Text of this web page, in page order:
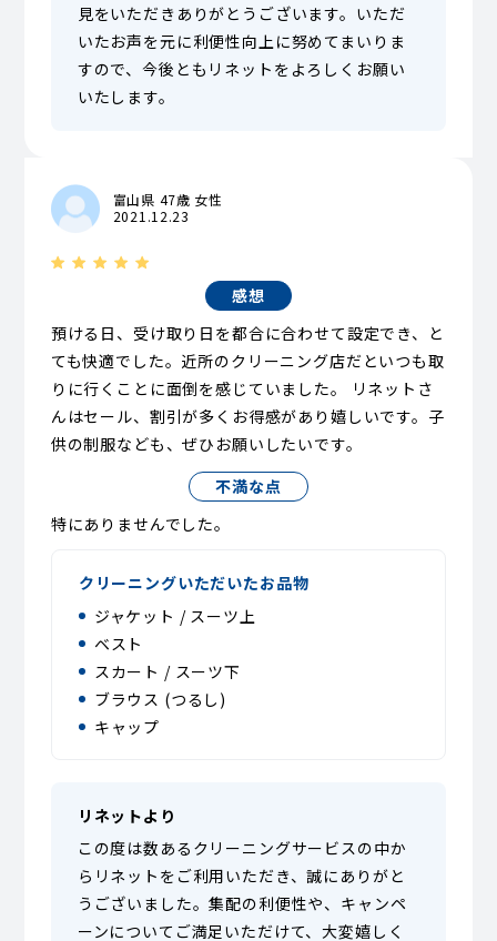
見をいただきありがとうございます。いただ
いたお声を元に利便性向上に努めてまいりま
すので、今後ともリネットをよろしくお願い
いたします。
富山県 47歳 女性
2021.12.23
感想
預ける日、受け取り日を都合に合わせて設定でき、と
ても快適でした。近所のクリーニング店だといつも取
りに行くことに面倒を感じていました。 リネットさ
んはセール、割引が多くお得感があり嬉しいです。子
供の制服なども、ぜひお願いしたいです。
不満な点
特にありませんでした。
クリーニングいただいたお品物
ジャケット / スーツ上
ベスト
スカート / スーツ下
ブラウス (つるし)
キャップ
リネットより
この度は数あるクリーニングサービスの中か
らリネットをご利用いただき、誠にありがと
うございました。集配の利便性や、キャンペ
ーンについてご満足いただけて、大変嬉しく